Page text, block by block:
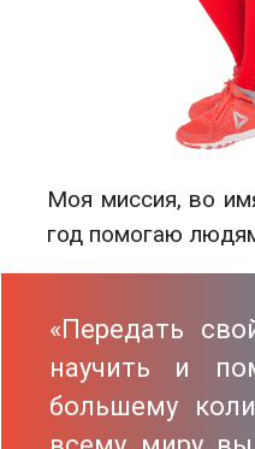
Моя миссия, во
год помогаю
«Передать
научить и
большему